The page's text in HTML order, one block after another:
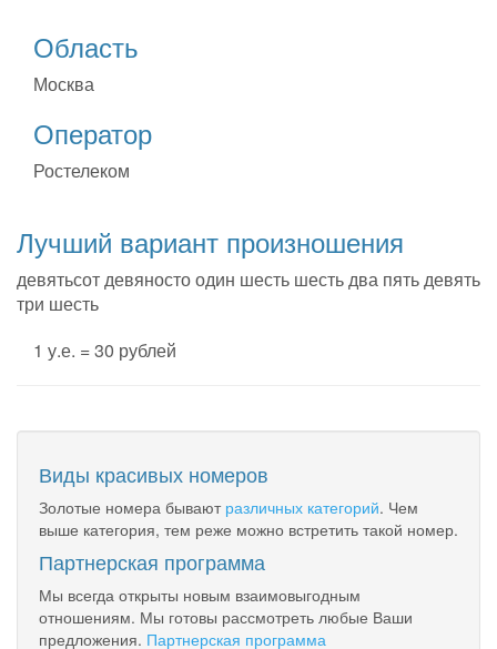
Область
Москва
Оператор
Ростелеком
Лучший вариант произношения
девятьсот девяносто один шесть шесть два пять девять
три шесть
1 у.е. = 30 рублей
Виды красивых номеров
Золотые номера бывают различных категорий. Чем
выше категория, тем реже можно встретить такой номер.
Партнерская программа
Мы всегда открыты новым взаимовыгодным
отношениям. Мы готовы рассмотреть любые Ваши
предложения. Партнерская программа